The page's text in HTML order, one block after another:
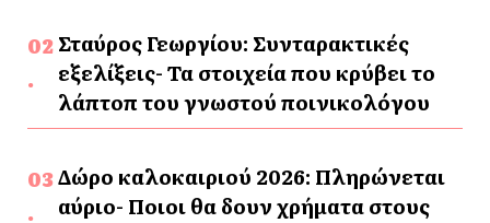
Σταύρος Γεωργίου: Συνταρακτικές
εξελίξεις- Τα στοιχεία που κρύβει το
λάπτοπ του γνωστού ποινικολόγου
Δώρο καλοκαιριού 2026: Πληρώνεται
αύριο- Ποιοι θα δουν χρήματα στους